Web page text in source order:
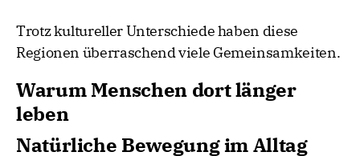
Trotz kultureller Unterschiede haben diese
Regionen überraschend viele Gemeinsamkeiten.
Warum Menschen dort länger
leben
Natürliche Bewegung im Alltag